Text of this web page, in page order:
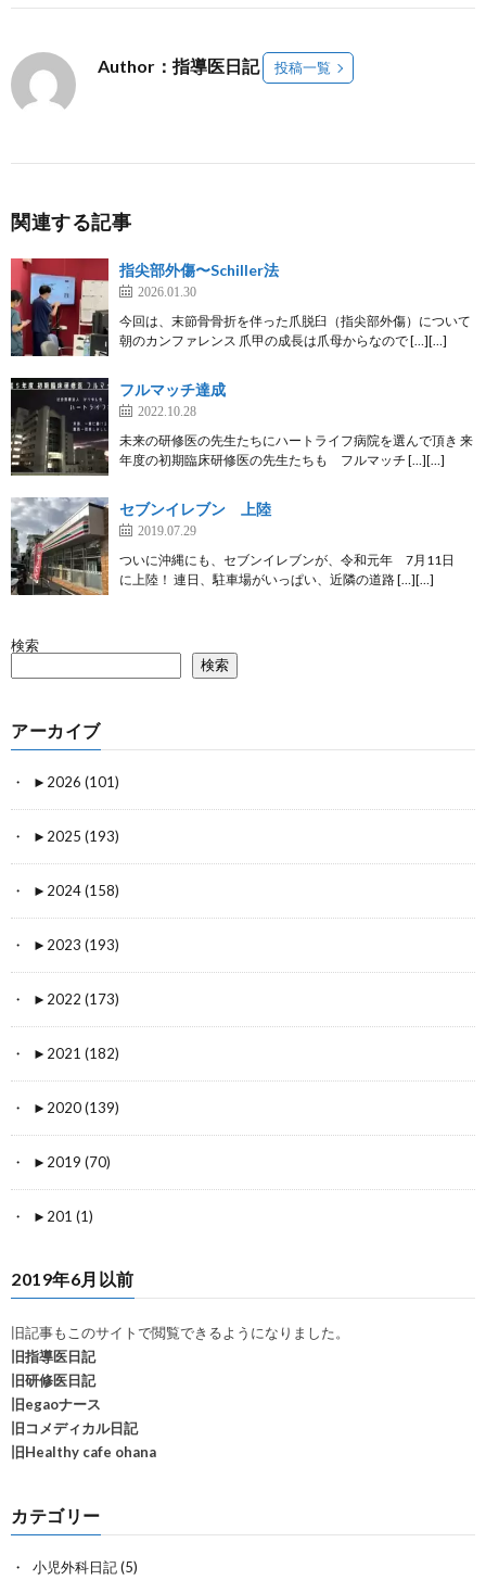
Author：指導医日記 投稿一覧
関連する記事
指尖部外傷〜Schiller法
2026.01.30
今回は、末節骨骨折を伴った爪脱臼（指尖部外傷）について
朝のカンファレンス 爪甲の成長は爪母からなので […][…]
フルマッチ達成
2022.10.28
未来の研修医の先生たちにハートライフ病院を選んで頂き 来
年度の初期臨床研修医の先生たちも フルマッチ […][…]
セブンイレブン 上陸
2019.07.29
ついに沖縄にも、セブンイレブンが、令和元年 7月11日
に上陸！ 連日、駐車場がいっぱい、近隣の道路 […][…]
検索
検索
アーカイブ
► 2026 (101)
► 2025 (193)
► 2024 (158)
► 2023 (193)
► 2022 (173)
► 2021 (182)
► 2020 (139)
► 2019 (70)
► 201 (1)
2019年6月以前
旧記事もこのサイトで閲覧できるようになりました。
旧指導医日記
旧研修医日記
旧egaoナース
旧コメディカル日記
旧Healthy cafe ohana
カテゴリー
小児外科日記(5)